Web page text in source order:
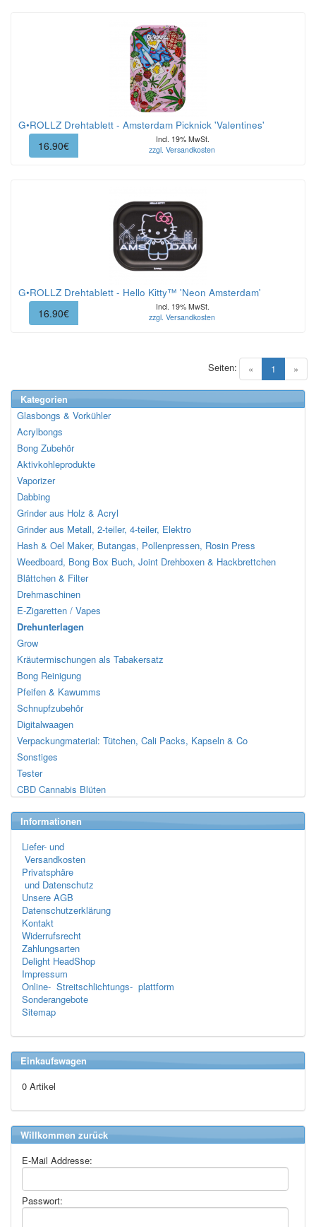
G•ROLLZ Drehtablett - Amsterdam Picknick 'Valentines'
16.90€
Incl. 19% MwSt.
zzgl. Versandkosten
G•ROLLZ Drehtablett - Hello Kitty™ 'Neon Amsterdam'
16.90€
Incl. 19% MwSt.
zzgl. Versandkosten
« 1 (current)
»
Seiten:
Kategorien
Glasbongs & Vorkühler
Acrylbongs
Bong Zubehör
Aktivkohleprodukte
Vaporizer
Dabbing
Grinder aus Holz & Acryl
Grinder aus Metall, 2-teiler, 4-teiler, Elektro
Hash & Oel Maker, Butangas, Pollenpressen, Rosin Press
Weedboard, Bong Box Buch, Joint Drehboxen & Hackbrettchen
Blättchen & Filter
Drehmaschinen
E-Zigaretten / Vapes
Drehunterlagen
Grow
Kräutermischungen als Tabakersatz
Bong Reinigung
Pfeifen & Kawumms
Schnupfzubehör
Digitalwaagen
Verpackungmaterial: Tütchen, Cali Packs, Kapseln & Co
Sonstiges
Tester
CBD Cannabis Blüten
Informationen
Liefer- und
Versandkosten
Privatsphäre
und Datenschutz
Unsere AGB
Datenschutzerklärung
Kontakt
Widerrufsrecht
Zahlungsarten
Delight HeadShop
Impressum
Online- Streitschlichtungs- plattform
Sonderangebote
Sitemap
Einkaufswagen
0 Artikel
Willkommen zurück
E-Mail Addresse:
Passwort: